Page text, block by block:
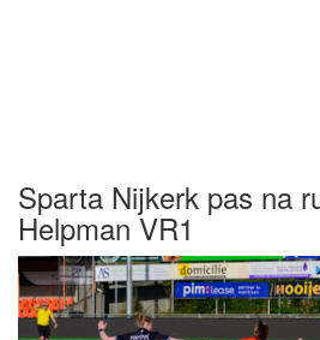
Sparta Nijkerk pas na
Helpman VR1